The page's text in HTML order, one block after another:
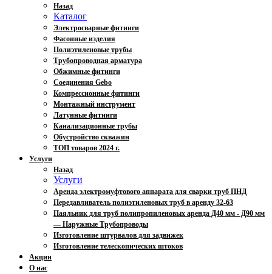
Назад
Каталог
Электросварные фитинги
Фасонные изделия
Полиэтиленовые трубы
Трубопроводная арматура
Обжимные фитинги
Соединения Gebo
Компрессионные фитинги
Монтажный инструмент
Латунные фитинги
Канализационные трубы
Обустройство скважин
ТОП товаров 2024 г.
Услуги
Назад
Услуги
Аренда электромуфтового аппарата для сварки труб ПНД
Передавливатель полиэтиленовых труб в аренду 32-63
Паяльник для труб полипропиленовых аренда Д40 мм - Д90 мм
— Наружные Трубопроводы
Изготовление штурвалов для задвижек
Изготовление телескопических штоков
Акции
О нас